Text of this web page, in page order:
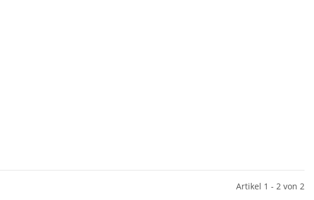
Artikel 1 - 2 von 2